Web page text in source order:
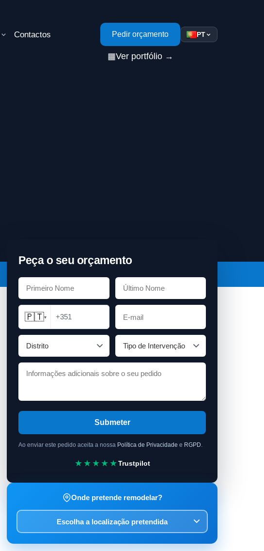
Contactos Pedir orçamento
▦Ver portfólio →
PT
Peça o seu orçamento
🇵🇹▾ +351
Submeter
Ao enviar este pedido aceita a nossa Política de Privacidade e RGPD
★★★★★Trustpilot
Onde pretende remodelar?